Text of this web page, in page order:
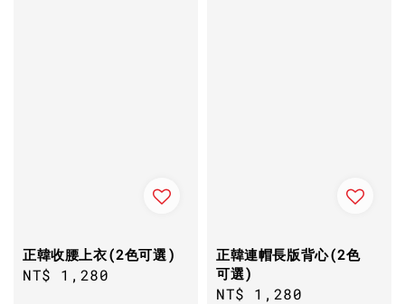
正韓收腰上衣(2色可選)
Regular
NT$ 1,280
正韓連帽長版背心(2色
可選)
Sale
NT$ 1,280